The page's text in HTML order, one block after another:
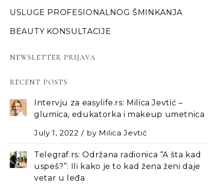
USLUGE PROFESIONALNOG ŠMINKANJA
BEAUTY KONSULTACIJE
NEWSLETTER PRIJAVA
RECENT POSTS
Intervju za easylife.rs: Milica Jevtić –
glumica, edukatorka i makeup umetnica
July 1, 2022
by Milica Jevtić
Telegraf.rs: Održana radionica “A šta kad
uspeš?”: Ili kako je to kad žena ženi daje
vetar u leđa